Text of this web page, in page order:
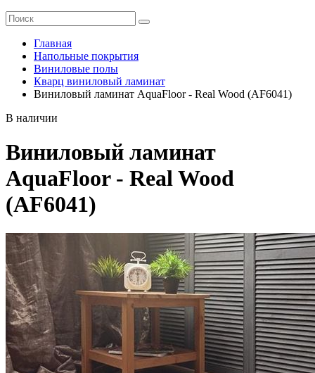
Главная
Напольные покрытия
Виниловые полы
Кварц виниловый ламинат
Виниловый ламинат AquaFloor - Real Wood (AF6041)
В наличии
Виниловый ламинат
AquaFloor - Real Wood
(AF6041)